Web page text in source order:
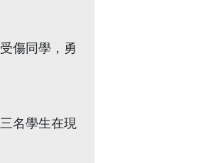
傷同學，勇
名學生在現